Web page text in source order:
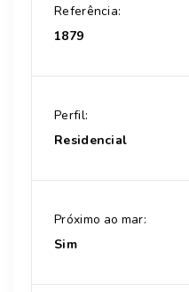
Referência:
1879
Perfil:
Residencial
Próximo ao mar:
Sim